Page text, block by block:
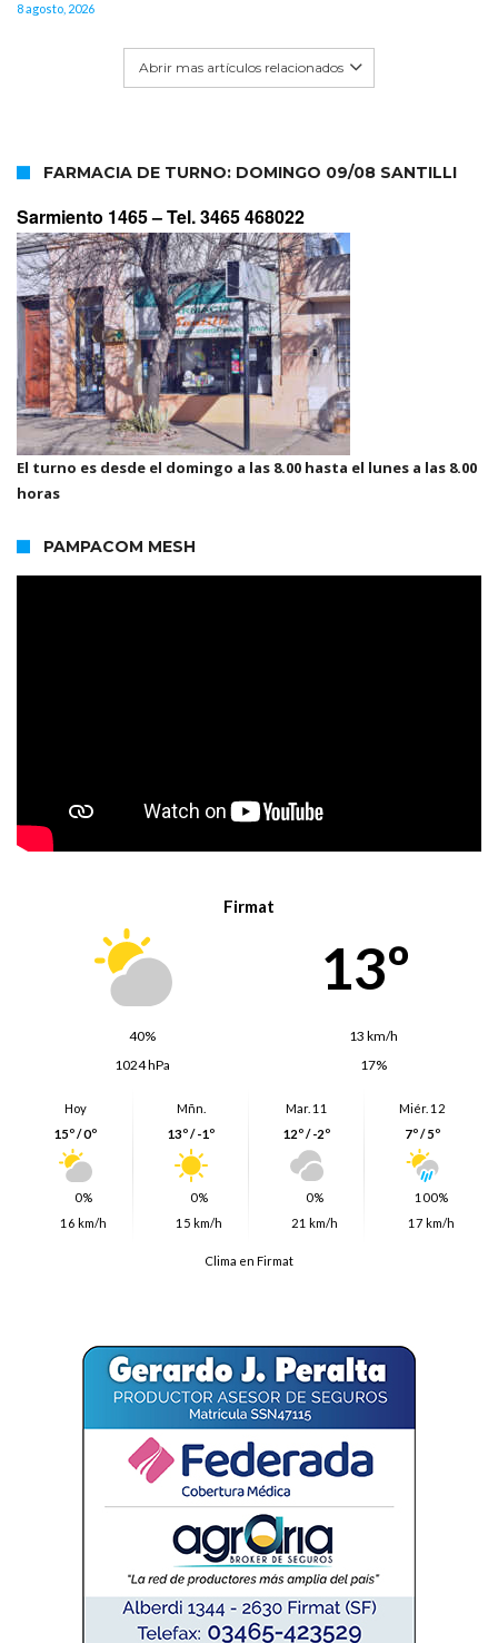
8 agosto, 2026
Abrir mas artículos relacionados
FARMACIA DE TURNO: DOMINGO 09/08 SANTILLI
Sarmiento 1465 –Tel. 3465 468022
El turno es desde el domingo a las 8.00 hasta el lunes a las 8.00
horas
PAMPACOM MESH
Firmat
13º
40%
13 km/h
1024 hPa
17%
Hoy
15º / 0º
0%
16 km/h
Mñn.
13º / -1º
0%
15 km/h
Mar. 11
12º / -2º
0%
21 km/h
Miér. 12
7º / 5º
100%
17 km/h
Clima en Firmat